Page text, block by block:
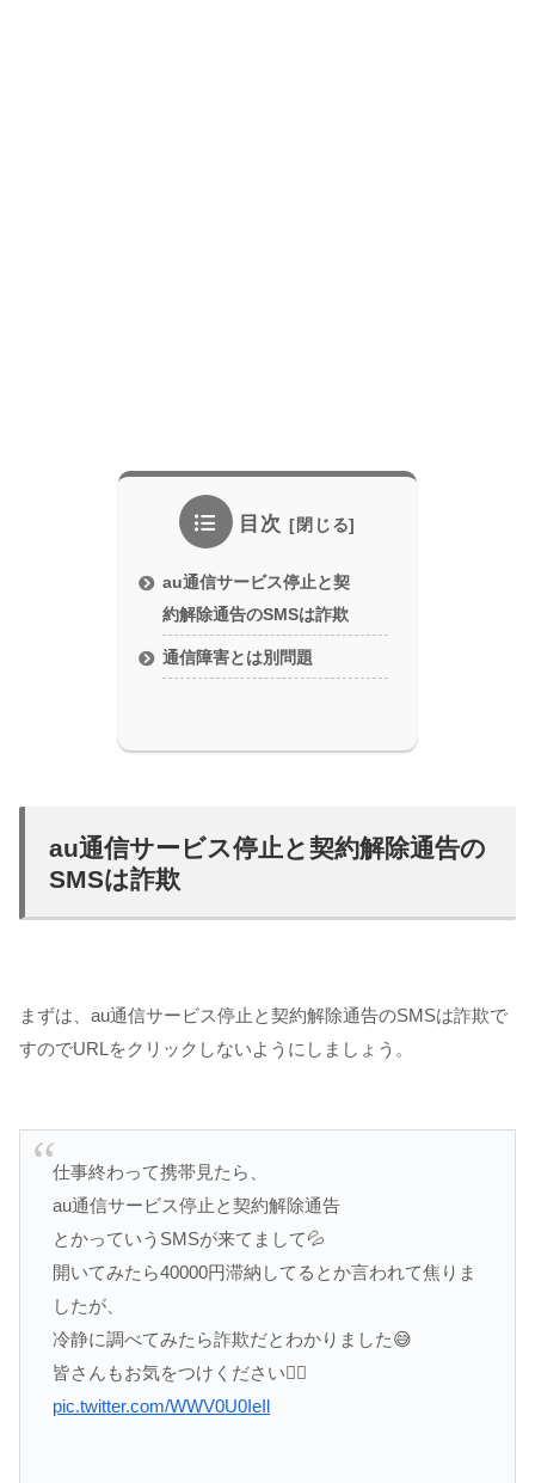
目次
au通信サービス停止と契
約解除通告のSMSは詐欺
通信障害とは別問題
au通信サービス停止と契約解除通告の
SMSは詐欺
まずは、au通信サービス停止と契約解除通告のSMSは詐欺で
すのでURLをクリックしないようにしましょう。
仕事終わって携帯見たら、
au通信サービス停止と契約解除通告
とかっていうSMSが来てまして💦
開いてみたら40000円滞納してるとか言われて焦りま
したが、
冷静に調べてみたら詐欺だとわかりました😅
皆さんもお気をつけください🙇‍♂️
pic.twitter.com/WWV0U0IeIl